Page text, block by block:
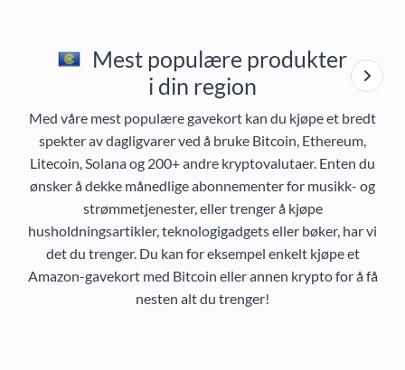
Mest populære produkter
i din region
Med våre mest populære gavekort kan du kjøpe et bredt
spekter av dagligvarer ved å bruke Bitcoin, Ethereum,
Litecoin, Solana og 200+ andre kryptovalutaer. Enten du
ønsker å dekke månedlige abonnementer for musikk- og
strømmetjenester, eller trenger å kjøpe
husholdningsartikler, teknologigadgets eller bøker, har vi
det du trenger. Du kan for eksempel enkelt kjøpe et
Amazon-gavekort med Bitcoin eller annen krypto for å få
nesten alt du trenger!